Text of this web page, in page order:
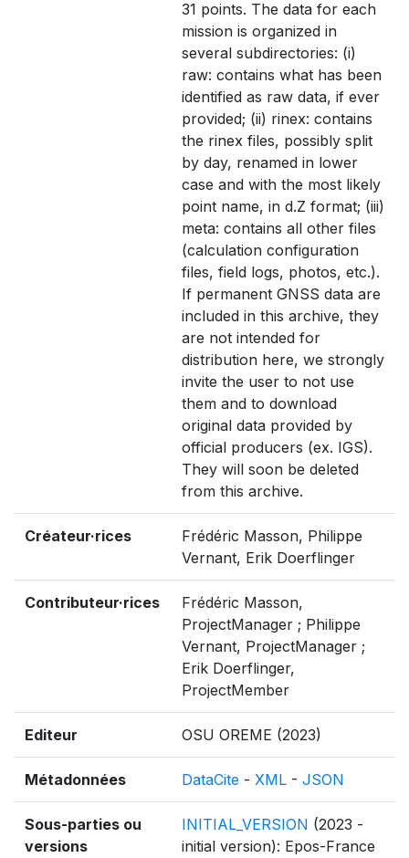
31 points. The data for each
mission is organized in
several subdirectories: (i)
raw: contains what has been
identified as raw data, if ever
provided; (ii) rinex: contains
the rinex files, possibly split
by day, renamed in lower
case and with the most likely
point name, in d.Z format; (iii)
meta: contains all other files
(calculation configuration
files, field logs, photos, etc.).
If permanent GNSS data are
included in this archive, they
are not intended for
distribution here, we strongly
invite the user to not use
them and to download
original data provided by
official producers (ex. IGS).
They will soon be deleted
from this archive.
Créateur·rices
Frédéric Masson, Philippe
Vernant, Erik Doerflinger
Contributeur·rices
Frédéric Masson,
ProjectManager ; Philippe
Vernant, ProjectManager ;
Erik Doerflinger,
ProjectMember
Editeur OSU OREME (2023)
Métadonnées DataCite - XML - JSON
Sous-parties ou
versions
INITIAL_VERSION (2023 -
initial version): Epos-France